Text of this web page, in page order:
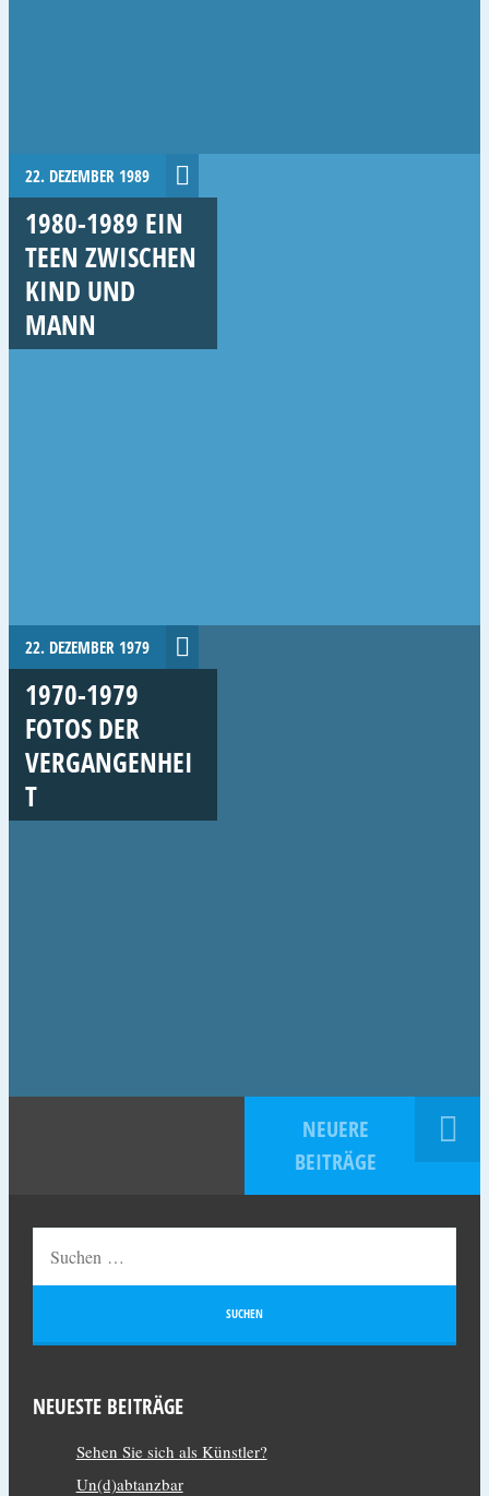
22. DEZEMBER 1989
1980-1989 EIN
TEEN ZWISCHEN
KIND UND
MANN
22. DEZEMBER 1979
1970-1979
FOTOS DER
VERGANGENHEI
T
NEUERE
BEITRÄGE
NEUESTE BEITRÄGE
Sehen Sie sich als Künstler?
Un(d)abtanzbar